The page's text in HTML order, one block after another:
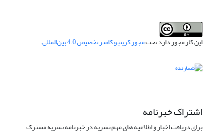
این کار مجوز دارد تحتمجوز کریتیو کامنز تخصیص 4.0 بین‌المللی .
اشتراک خبرنامه
برای دریافت اخبار و اطلاعیه های مهم نشریه در خبرنامه نشریه مشترک